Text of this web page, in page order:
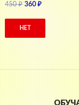
450₽ Первоначальная
цена
составляла
360₽Текущая
цена:
360 ₽.
НЕТ